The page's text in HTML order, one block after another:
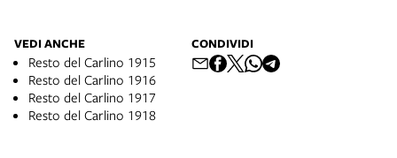
VEDI ANCHE
Resto del Carlino 1915
Resto del Carlino 1916
Resto del Carlino 1917
Resto del Carlino 1918
CONDIVIDI